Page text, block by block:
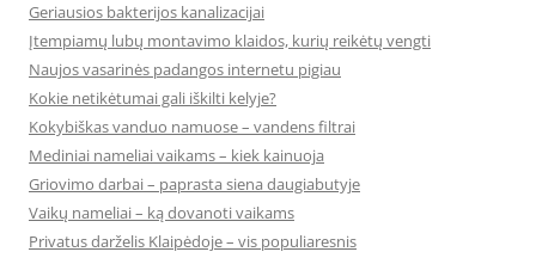
Geriausios bakterijos kanalizacijai
Įtempiamų lubų montavimo klaidos, kurių reikėtų vengti
Naujos vasarinės padangos internetu pigiau
Kokie netikėtumai gali iškilti kelyje?
Kokybiškas vanduo namuose – vandens filtrai
Mediniai nameliai vaikams – kiek kainuoja
Griovimo darbai – paprasta siena daugiabutyje
Vaikų nameliai – ką dovanoti vaikams
Privatus darželis Klaipėdoje – vis populiaresnis